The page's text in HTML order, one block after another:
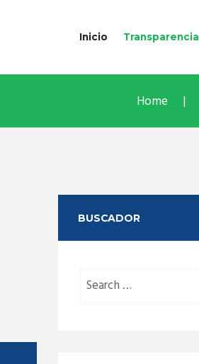
Inicio Transparencia
Home
BUSCADOR